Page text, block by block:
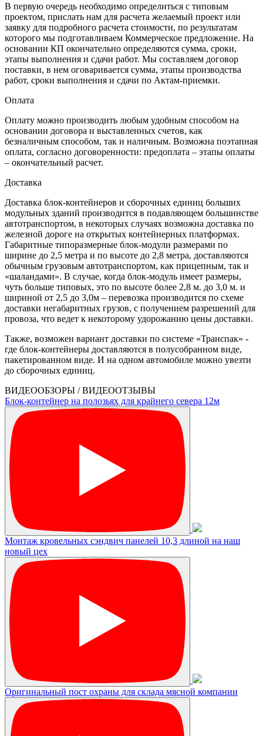
В первую очередь необходимо определиться с типовым
проектом, прислать нам для расчета желаемый проект или
заявку для подробного расчета стоимости, по результатам
которого мы подготавливаем Коммерческое предложение. На
основании КП окончательно определяются сумма, сроки,
этапы выполнения и сдачи работ. Мы составляем договор
поставки, в нем оговаривается сумма, этапы производства
работ, сроки выполнения и сдачи по Актам-приемки.
Оплата
Оплату можно производить любым удобным способом на
основании договора и выставленных счетов, как
безналичным способом, так и наличным. Возможна поэтапная
оплата, согласно договоренности: предоплата – этапы оплаты
– окончательный расчет.
Доставка
Доставка блок-контейнеров и сборочных единиц больших
модульных зданий производится в подавляющем большинстве
автотранспортом, в некоторых случаях возможна доставка по
железной дороге на открытых контейнерных платформах.
Габаритные типоразмерные блок-модули размерами по
ширине до 2,5 метра и по высоте до 2,8 метра, доставляются
обычным грузовым автотранспортом, как прицепным, так и
«шаландами». В случае, когда блок-модуль имеет размеры,
чуть больше типовых, это по высоте более 2,8 м. до 3,0 м. и
шириной от 2,5 до 3,0м – перевозка производится по схеме
доставки негабаритных грузов, с получением разрешений для
провоза, что ведет к некоторому удорожанию цены доставки.
Также, возможен вариант доставки по системе «Транспак» -
где блок-контейнеры доставляются в полусобранном виде,
пакетированном виде. И на одном автомобиле можно увезти
до сборочных единиц.
ВИДЕООБЗОРЫ / ВИДЕООТЗЫВЫ
Блок-контейнер на полозьях для крайнего севера 12м
Монтаж кровельных сэндвич панелей 10,3 длиной на наш
новый цех
Оригинальный пост охраны для склада мясной компании